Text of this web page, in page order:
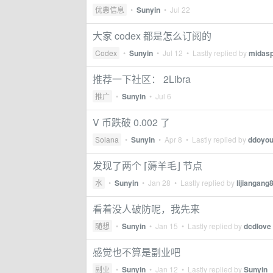
优惠信息 • Sunyin • Jul 22
大家 codex 都是怎么订阅的
Codex • Sunyin • Jul 12 • Lastly replied by
推荐一下社区： 2Libra
推广 • Sunyin • Jul 6
V 币跌破 0.002 了
Solana • Sunyin • Apr 8 • Lastly replied byddoyou
发现了两个 ⌈薅羊毛⌋ 节点
水 • Sunyin • Jan 28 • Lastly replied by
看着没人破防呢，我先来
随想 • Sunyin • Jan 15 • Lastly replied bydcdlove
感觉也不算是副业吧
副业 • Sunyin • Jan 12 • Lastly replied bySunyin